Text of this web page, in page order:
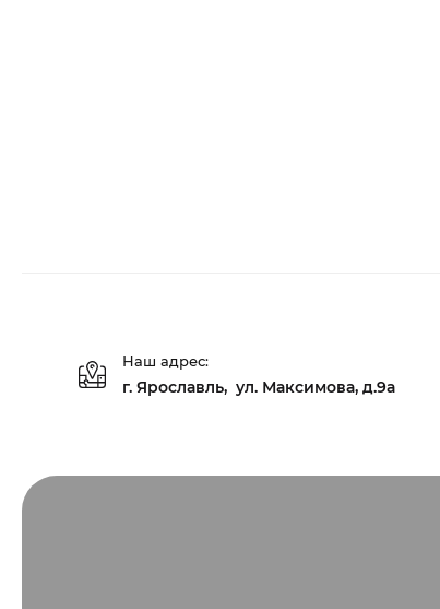
Наш адрес:
г. Ярославль, ул. Максимова, д.9а